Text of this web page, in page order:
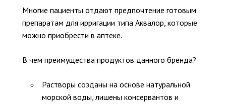
Многие пациенты отдают предпочтение готовым
препаратам для ирригации типа Аквалор, которые
можно приобрести в аптеке.
В чем преимущества продуктов данного бренда?
Растворы созданы на основе натуральной
морской воды, лишены консервантов и